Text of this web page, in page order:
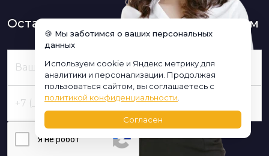
Оставьте заявку и мы Вам перезвоним
Я нe poбoт
🍪 Мы заботимся о ваших персональных
данных
Используем cookie и Яндекс метрику для
аналитики и персонализации. Продолжая
пользоваться сайтом, вы соглашаетесь с
политикой конфиденциальности
Согласен